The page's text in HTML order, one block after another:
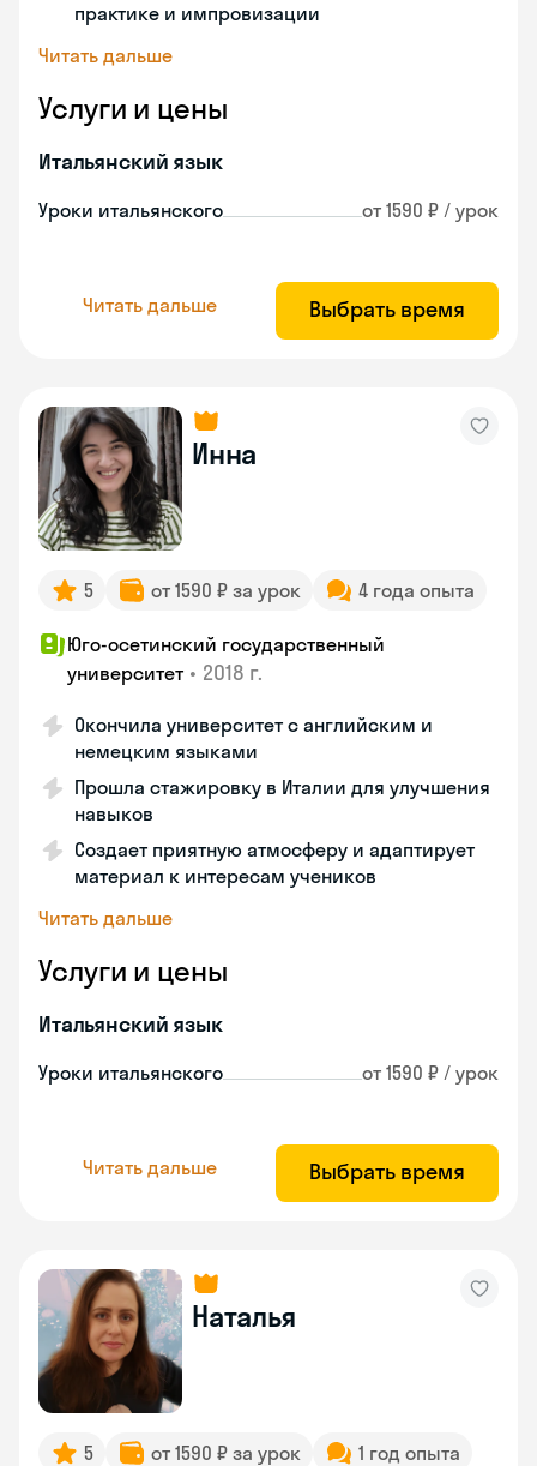
практике и импровизации
Читать дальше
Услуги и цены
Итальянский язык
Уроки итальянского от 1590 ₽ / урок
Читать дальше Выбрать время
Инна
5 от 1590 ₽ за урок 4 года опыта
Юго-осетинский государственный
университет • 2018 г.
Окончила университет с английским и
немецким языками
Прошла стажировку в Италии для улучшения
навыков
Создает приятную атмосферу и адаптирует
материал к интересам учеников
Читать дальше
Услуги и цены
Итальянский язык
Уроки итальянского от 1590 ₽ / урок
Читать дальше Выбрать время
Наталья
5 от 1590 ₽ за урок 1 год опыта